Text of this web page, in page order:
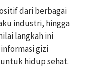
dari berbagai
industri, hingga
langkah ini
gizi
hidup sehat.